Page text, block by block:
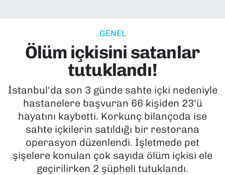
GENEL
Ölüm içkisini satanlar
tutuklandı!
İstanbul'da son 3 günde sahte içki nedeniyle
hastanelere başvuran 66 kişiden 23'ü
hayatını kaybetti. Korkunç bilançoda ise
sahte içkilerin satıldığı bir restorana
operasyon düzenlendi. İşletmede pet
şişelere konulan çok sayıda ölüm içkisi ele
geçirilirken 2 şüpheli tutuklandı.
EKONOMİ
KÜLTÜR SANAT
MAGAZİN
POLİTİKA
SAĞLIK
Süper Lig Puan Durumu ve Fikstür
Tüm Manşetler
Son Dakika Haberleri
Haber Arşivi